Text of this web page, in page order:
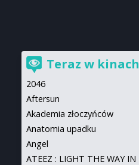
Teraz w kinach
2046
Aftersun
Akademia złoczyńców
Anatomia upadku
Angel
ATEEZ : LIGHT THE WAY IN